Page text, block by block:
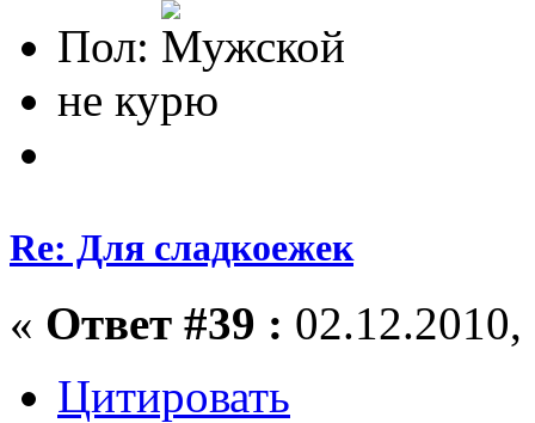
Пол:
не курю
Re: Для сладкоежек
« Ответ #39 :
Цитировать